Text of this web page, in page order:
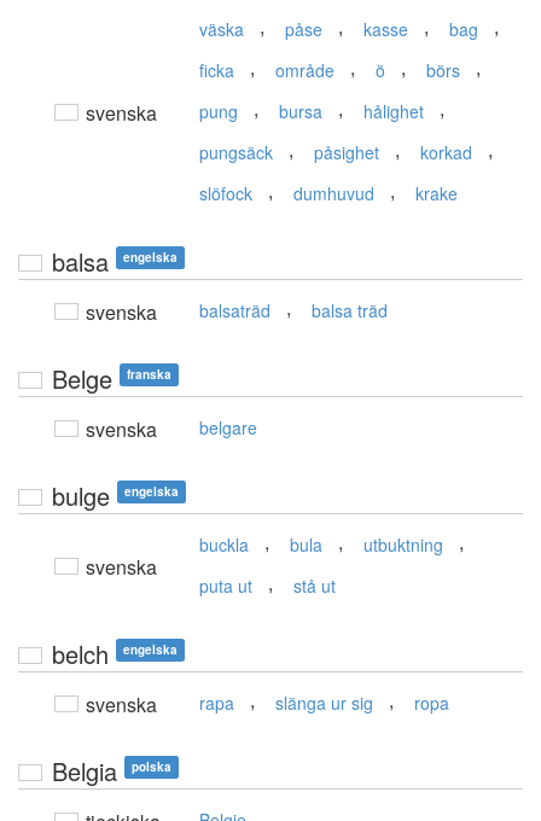
svenska
väska , påse , kasse , bag ,
ficka , område , ö , börs ,
pung , bursa , hålighet ,
pungsäck , påsighet , korkad ,
slöfock , dumhuvud , krake
balsa engelska
svenska balsaträd , balsa träd
Belge franska
svenska belgare
bulge engelska
svenska
buckla , bula , utbuktning ,
puta ut , stå ut
belch engelska
svenska rapa , slänga ur sig , ropa
Belgia polska